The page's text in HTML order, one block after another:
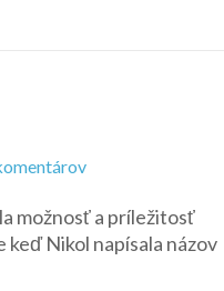
na
Sweet
Love
možnosť a príležitosť
keď Nikol napísala názov